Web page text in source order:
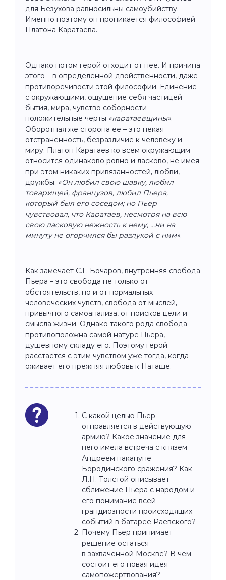
для Безухова равносильны самоубийству.
Именно поэтому он проникается философией
Платона Каратаева.
Однако потом герой отходит от нее. И причина
этого – в определенной двойственности, даже
противоречивости этой философии. Единение
с окружающими, ощущение себя частицей
бытия, мира, чувство соборности –
положительные черты «каратаевщины».
Оборотная же сторона ее – это некая
отстраненность, безразличие к человеку и
миру. Платон Каратаев ко всем окружающим
относится одинаково ровно и ласково, не имея
при этом никаких привязанностей, любви,
дружбы. «Он любил свою шавку, любил
товарищей, французов, любил Пьера,
который был его соседом; но Пьер
чувствовал, что Каратаев, несмотря на всю
свою ласковую нежность к нему, ...ни на
минуту не огорчился бы разлукой с ним».
Как замечает С.Г. Бочаров, внутренняя свобода
Пьера – это свобода не только от
обстоятельств, но и от нормальных
человеческих чувств, свобода от мыслей,
привычного самоанализа, от поисков цели и
смысла жизни. Однако такого рода свобода
противоположна самой натуре Пьера,
душевному складу его. Поэтому герой
расстается с этим чувством уже тогда, когда
оживает его прежняя любовь к Наташе.
С какой целью Пьер
отправляется в действующую
армию? Какое значение для
него имела встреча с князем
Андреем накануне
Бородинского сражения? Как
Л.Н. Толстой описывает
сближение Пьера с народом и
его понимание всей
грандиозности происходящих
событий в батарее Раевского?
Почему Пьер принимает
решение остаться
в захваченной Москве? В чем
состоит его новая идея
самопожертвования?